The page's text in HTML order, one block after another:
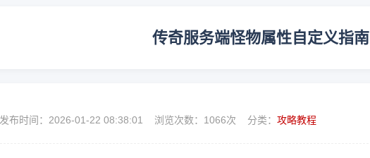
传奇服务端怪物属性自定义指南
发布时间：2026-01-22 08:38:01 浏览次数： 1066次 分类： 攻略教程